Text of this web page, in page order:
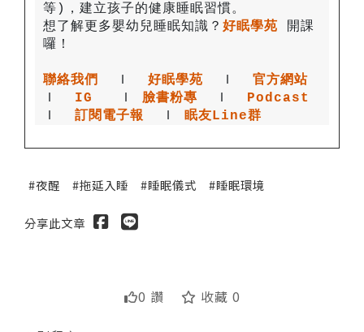
想了解更多嬰幼兒睡眠知識？ 好眠學苑
開課
聯絡我們 Ｉ 好眠學苑
  Ｉ
官方網站
Ｉ
IG Ｉ 臉書粉專 Ｉ
Podcast
Ｉ
訂閱電子報
  Ｉ
眠友Line群
夜醒 拖延入睡 睡眠儀式 睡眠環境
分享此文章
0 讚 收藏 0